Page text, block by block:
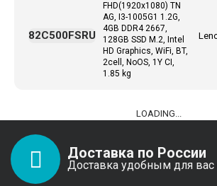
FHD(1920x1080) TN
AG, I3-1005G1 1.2G,
4GB DDR4 2667,
128GB SSD M.2, Intel
HD Graphics, WiFi, BT,
2cell, NoOS, 1Y CI,
1.85 kg
82C500FSRU
LOADING...
Доставка по России
Доставка удобным для вас